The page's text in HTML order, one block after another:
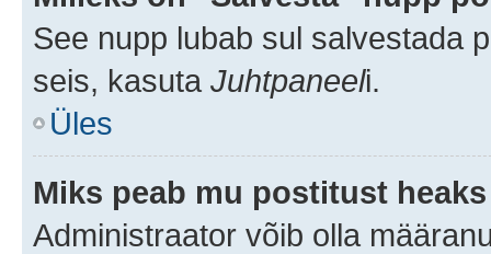
See nupp lubab sul salvestada
seis, kasuta Juhtpaneeli.
Üles
Miks peab mu postitust
Administraator võib olla